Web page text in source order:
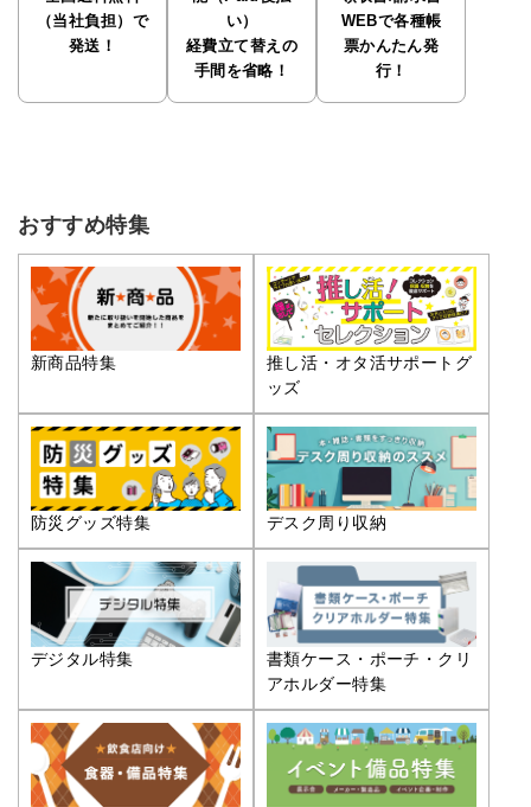
（当社負担）で
発送！
い）
経費立て替えの
手間を省略！
WEBで各種帳
票かんたん発
行！
おすすめ特集
新商品特集
推し活・オタ活サポートグ
ッズ
防災グッズ特集 デスク周り収納
デジタル特集
書類ケース・ポーチ・クリ
アホルダー特集